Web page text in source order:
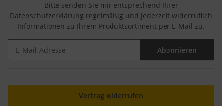
Bitte senden Sie mir entsprechend Ihrer
Datenschutzerklärung regelmäßig und jederzeit widerruflich
Informationen zu Ihrem Produktsortiment per E-Mail zu.
Abonnieren
Vertrag widerrufen